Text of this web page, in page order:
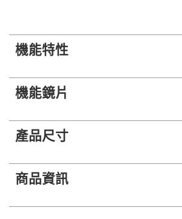
機能特性
機能鏡片
產品尺寸
商品資訊